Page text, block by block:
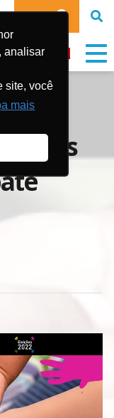
analisar
site, você
mais
DOE